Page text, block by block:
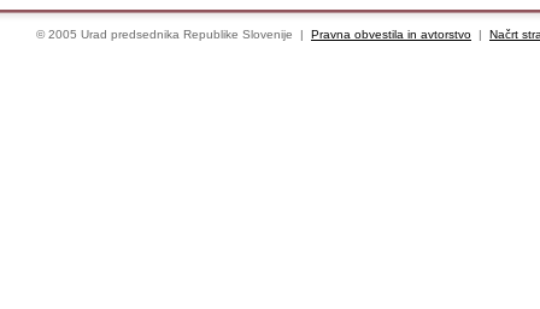
© 2005 Urad predsednika Republike Slovenije | Pravna obvestila in avtorstvo | Načrt